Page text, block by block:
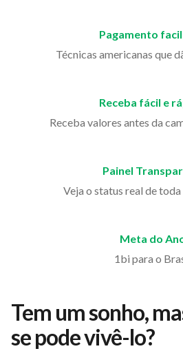
Pagamento
Técnicas americanas que
Receba fácil e
Receba valores antes da
Painel
Veja o status real de
Meta do
1bi para o
Tem um sonho,
se pode vivê-lo?